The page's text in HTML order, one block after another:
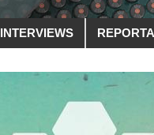
INTERVIEWS